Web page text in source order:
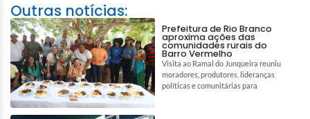
Outras notícias:
Prefeitura de Rio Branco
aproxima ações das
comunidades rurais do
Barro Vermelho
Visita ao Ramal do Junqueira reuniu
moradores, produtores, lideranças
políticas e comunitárias para